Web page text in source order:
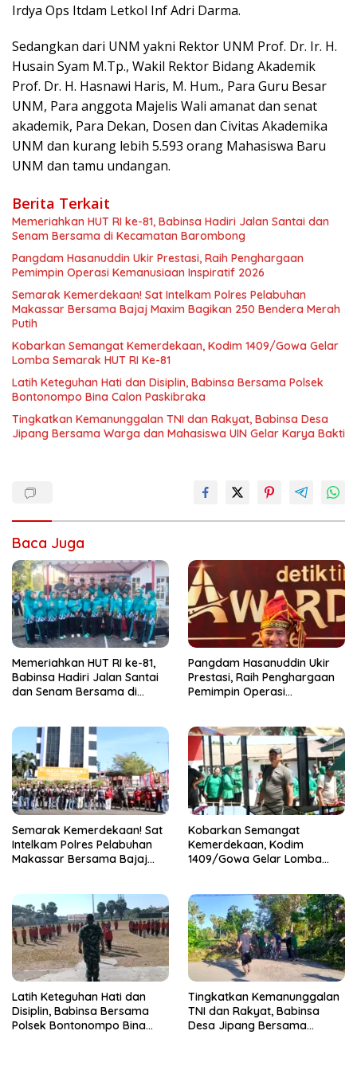
Irdya Ops Itdam Letkol Inf Adri Darma.
Sedangkan dari UNM yakni Rektor UNM Prof. Dr. Ir. H.
Husain Syam M.Tp., Wakil Rektor Bidang Akademik
Prof. Dr. H. Hasnawi Haris, M. Hum., Para Guru Besar
UNM, Para anggota Majelis Wali amanat dan senat
akademik, Para Dekan, Dosen dan Civitas Akademika
UNM dan kurang lebih 5.593 orang Mahasiswa Baru
UNM dan tamu undangan.
Berita Terkait
Memeriahkan HUT RI ke-81, Babinsa Hadiri Jalan Santai dan
Senam Bersama di Kecamatan Barombong
Pangdam Hasanuddin Ukir Prestasi, Raih Penghargaan
Pemimpin Operasi Kemanusiaan Inspiratif 2026
Semarak Kemerdekaan! Sat Intelkam Polres Pelabuhan
Makassar Bersama Bajaj Maxim Bagikan 250 Bendera Merah
Putih
Kobarkan Semangat Kemerdekaan, Kodim 1409/Gowa Gelar
Lomba Semarak HUT RI Ke-81
Latih Keteguhan Hati dan Disiplin, Babinsa Bersama Polsek
Bontonompo Bina Calon Paskibraka
Tingkatkan Kemanunggalan TNI dan Rakyat, Babinsa Desa
Jipang Bersama Warga dan Mahasiswa UIN Gelar Karya Bakti
Baca Juga
Memeriahkan HUT RI ke-81,
Babinsa Hadiri Jalan Santai
dan Senam Bersama di
Pangdam Hasanuddin Ukir
Prestasi, Raih Penghargaan
Pemimpin Operasi
Semarak Kemerdekaan! Sat
Intelkam Polres Pelabuhan
Makassar Bersama Bajaj
Kobarkan Semangat
Kemerdekaan, Kodim
1409/Gowa Gelar Lomba
Latih Keteguhan Hati dan
Disiplin, Babinsa Bersama
Polsek Bontonompo Bina
Tingkatkan Kemanunggalan
TNI dan Rakyat, Babinsa
Desa Jipang Bersama